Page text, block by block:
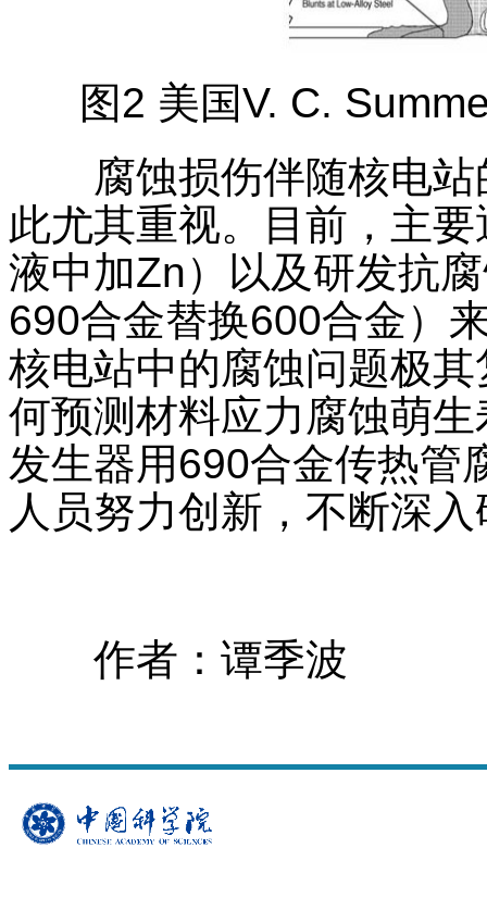
图2 美国V. C.
腐蚀损伤伴随核电站
此尤其重视。目前，主
液中加Zn）以及研发抗
690合金替换600合金）
核电站中的腐蚀问题极
何预测材料应力腐蚀萌
发生器用690合金传热管
人员努力创新，不断深
作者：谭季波